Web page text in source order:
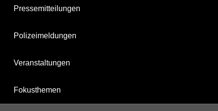
Pressemitteilungen
Polizeimeldungen
Veranstaltungen
Fokusthemen